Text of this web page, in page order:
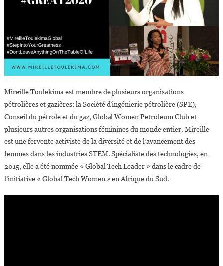
Mireille Toulekima est membre de plusieurs organisations
pétrolières et gazières: la Société d’ingénierie pétrolière (SPE),
Conseil du pétrole et du gaz, Global Women Petroleum Club et
plusieurs autres organisations féminines du monde entier. Mireille
est une fervente activiste de la diversité et de l’avancement des
femmes dans les industries STEM. Spécialiste des technologies, en
2015, elle a été nommée « Global Tech Leader » dans le cadre de
l’initiative « Global Tech Women » en Afrique du Sud.